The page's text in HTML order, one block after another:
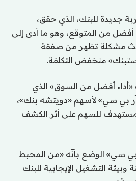
جديدة للبنك، الذي حقق،
أفضل من المتوقع، وهو ما أدى إلى
مشكلة تظهر من صفقة
منخفض التكلفة.
أفضل من السوق» الذي
بي سي» لأسهم «دويتشه بنك»،
للسهم على أثر الكشف
سي» الوضع بأنّه «من المحبط
وبيئة التشغيل الإيجابية للبنك